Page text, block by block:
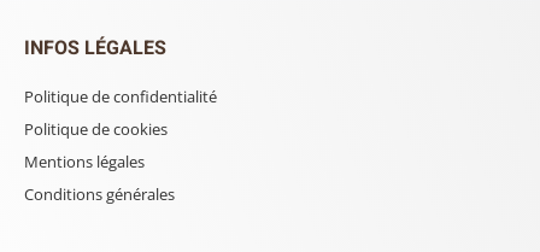
INFOS LÉGALES
Politique de confidentialité
Politique de cookies
Mentions légales
Conditions générales